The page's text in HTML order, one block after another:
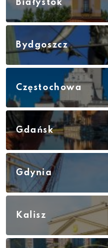
Białystok
Bydgoszcz
Częstochowa
Gdańsk
Gdynia
Kalisz